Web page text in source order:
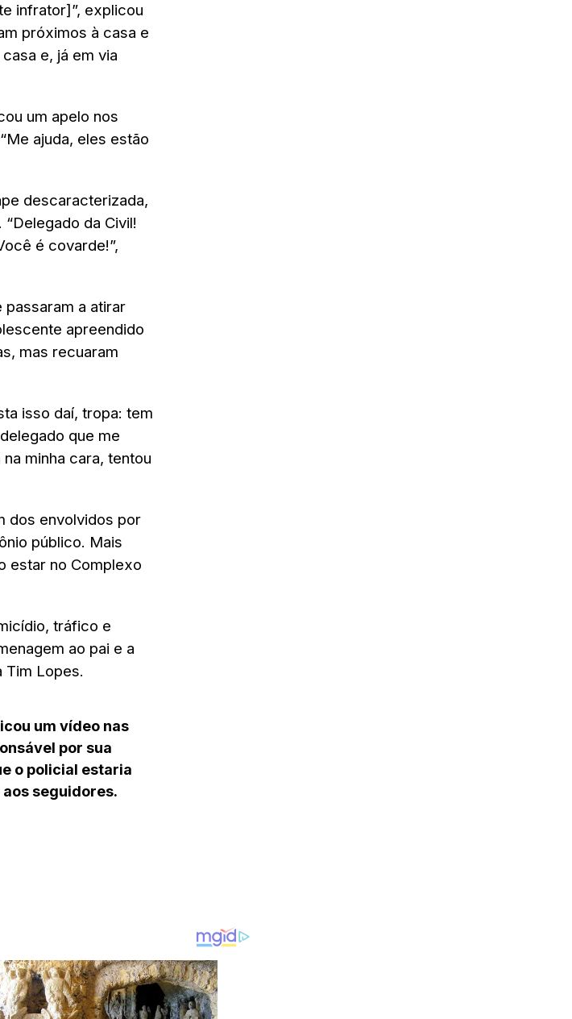
infrator]”, explicou
próximos à casa e
e, já em via
um apelo nos
ajuda, eles estão
descaracterizada,
da Civil!
é covarde!”,
a atirar
apreendido
mas recuaram
isso daí, tropa: tem
que me
minha cara, tentou
dos envolvidos por
público. Mais
estar no Complexo
tráfico e
ao pai e a
Tim Lopes.
um vídeo nas
por sua
o policial estaria
seguidores.